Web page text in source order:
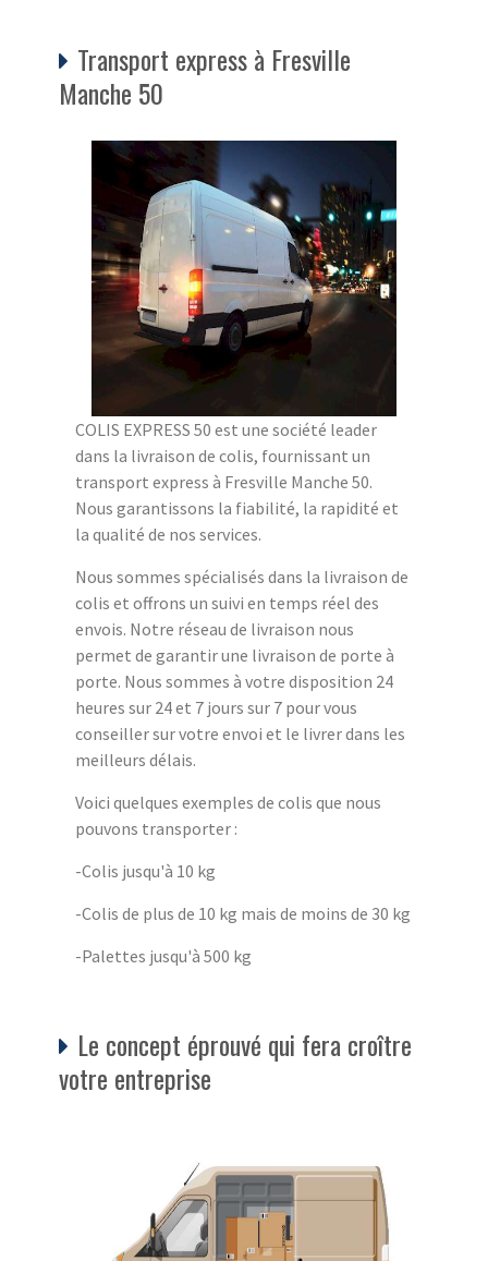
Transport express à Fresville
Manche 50
COLIS EXPRESS 50 est une société leader
dans la livraison de colis, fournissant un
transport express à Fresville Manche 50.
Nous garantissons la fiabilité, la rapidité et
la qualité de nos services.
Nous sommes spécialisés dans la livraison de
colis et offrons un suivi en temps réel des
envois. Notre réseau de livraison nous
permet de garantir une livraison de porte à
porte. Nous sommes à votre disposition 24
heures sur 24 et 7 jours sur 7 pour vous
conseiller sur votre envoi et le livrer dans les
meilleurs délais.
Voici quelques exemples de colis que nous
pouvons transporter :
-Colis jusqu'à 10 kg
-Colis de plus de 10 kg mais de moins de 30 kg
-Palettes jusqu'à 500 kg
Le concept éprouvé qui fera croître
votre entreprise